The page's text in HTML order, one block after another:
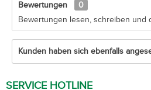
Bewertungen
0
Bewertungen lesen, schreiben und
Kunden haben sich ebenfalls
SERVICE HOTLINE